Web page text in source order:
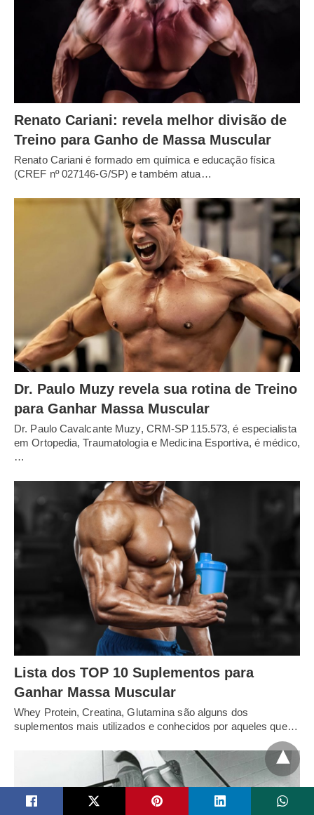
Renato Cariani: revela melhor divisão de
Treino para Ganho de Massa Muscular
Renato Cariani é formado em química e educação física
(CREF nº 027146-G/SP) e também atua…
Dr. Paulo Muzy revela sua rotina de Treino
para Ganhar Massa Muscular
Dr. Paulo Cavalcante Muzy, CRM‑SP 115.573, é especialista
em Ortopedia, Traumatologia e Medicina Esportiva, é médico,
…
Lista dos TOP 10 Suplementos para
Ganhar Massa Muscular
Whey Protein, Creatina, Glutamina são alguns dos
suplementos mais utilizados e conhecidos por aqueles que…